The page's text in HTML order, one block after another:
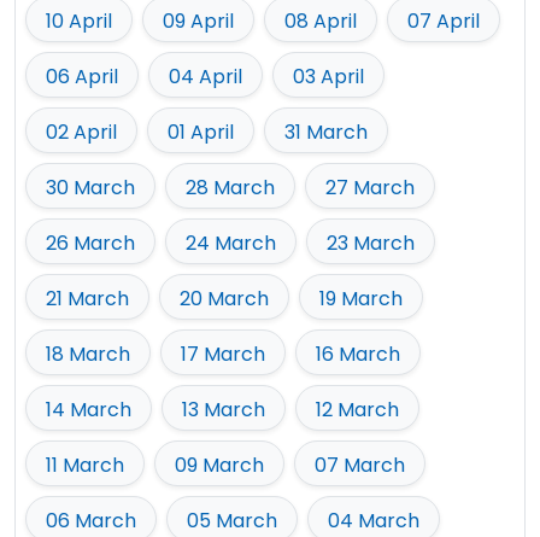
10 April 09 April 08 April
07 April
06 April
04 April
03 April
02 April
01 April
31 March
30 March
28 March
27 March
26 March
24 March
23 March
21 March
20 March
19 March
18 March
17 March
16 March
14 March
13 March
12 March
11 March
09 March
07 March
06 March
05 March
04 March